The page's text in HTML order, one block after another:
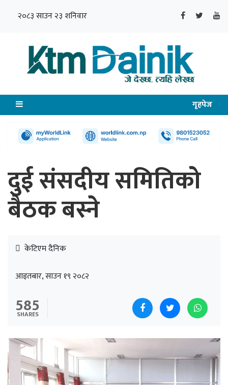
२०८३ साउन २३ शनिवार
गृहपेज
दुई संसदीय समितिको
बैठक बस्ने
केटिएम दैनिक
आइतबार, साउन १९ २०८२
585
SHARES